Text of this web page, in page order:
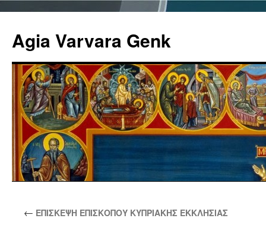
Agia Varvara Genk
σε← ΕΠΙΣΚΕΨΗ ΕΠΙΣΚΟΠΟΥ ΚΥΠΡΙΑΚΗΣ ΕΚΚΛΗΣΙΑΣ